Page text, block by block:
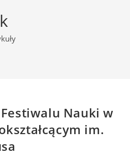
Festiwalu Nauki w
im.